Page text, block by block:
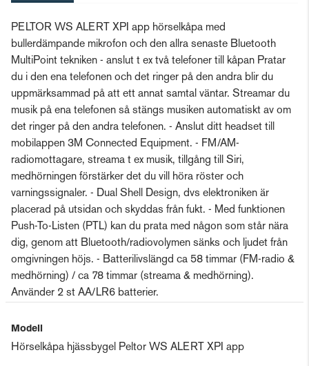
PELTOR WS ALERT XPI app hörselkåpa med
bullerdämpande mikrofon och den allra senaste Bluetooth
MultiPoint tekniken - anslut t ex två telefoner till kåpan Pratar
du i den ena telefonen och det ringer på den andra blir du
uppmärksammad på att ett annat samtal väntar. Streamar du
musik på ena telefonen så stängs musiken automatiskt av om
det ringer på den andra telefonen. - Anslut ditt headset till
mobilappen 3M Connected Equipment. - FM/AM-
radiomottagare, streama t ex musik, tillgång till Siri,
medhörningen förstärker det du vill höra röster och
varningssignaler. - Dual Shell Design, dvs elektroniken är
placerad på utsidan och skyddas från fukt. - Med funktionen
Push-To-Listen (PTL) kan du prata med någon som står nära
dig, genom att Bluetooth/radiovolymen sänks och ljudet från
omgivningen höjs. - Batterilivslängd ca 58 timmar (FM-radio &
medhörning) / ca 78 timmar (streama & medhörning).
Använder 2 st AA/LR6 batterier.
Modell
Hörselkåpa hjässbygel Peltor WS ALERT XPI app